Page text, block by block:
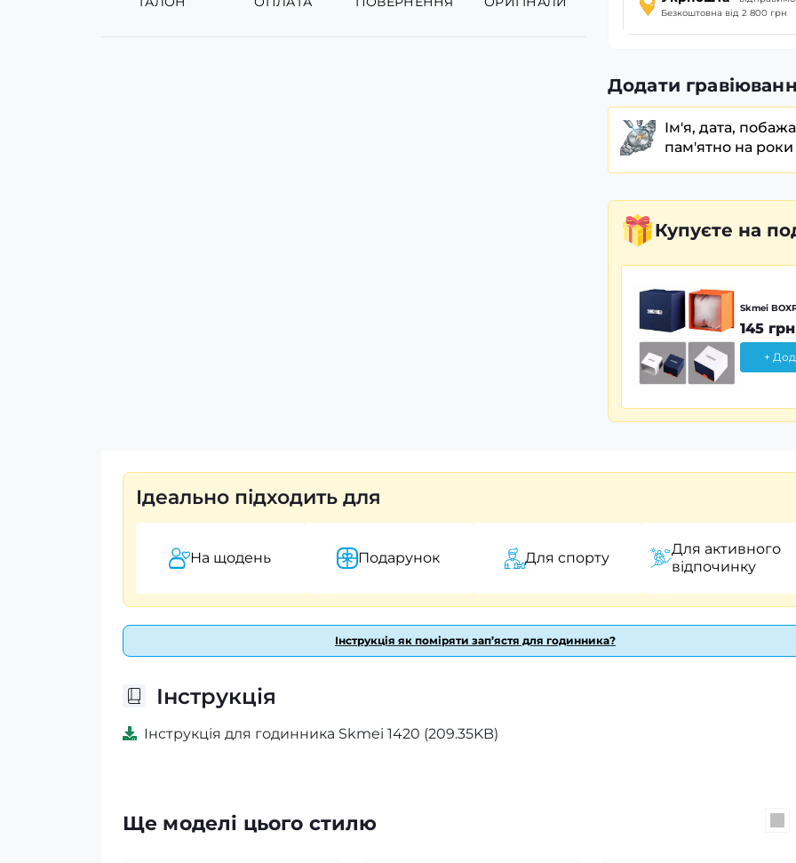
Безкоштовна від 2 800 грн
Додати
Ім'я, дата,
пам'ятно на роки
Купуєте на
Skmei
145 грн
+
Ідеально підходить для
На щодень Подарунок Для спорту
Для активного
відпочинку
Інструкція як поміряти зап’ястя для годинника?
Інструкція
Інструкція для годинника Skmei 1420 (209.35KB)
Ще моделі цього стилю